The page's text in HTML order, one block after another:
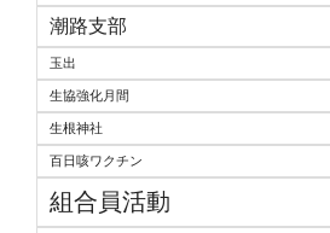
潮路支部
玉出
生協強化月間
生根神社
百日咳ワクチン
組合員活動